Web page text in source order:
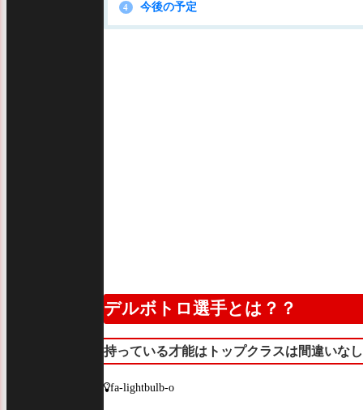
4 今後の予定
デルボトロ選手とは？？
持っている才能はトップクラスは間違いな
fa-lightbulb-o